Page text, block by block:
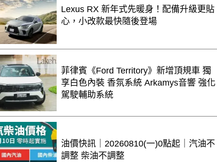
Lexus RX 新年式先暖身！配備升級更貼
心，小改款最快隨後登場
菲律賓《Ford Territory》新增頂規車 獨
享白色內裝 香氛系統 Arkamys音響 強化
駕駛輔助系統
油價快訊｜20260810(一)0點起｜汽油不
調整 柴油不調整